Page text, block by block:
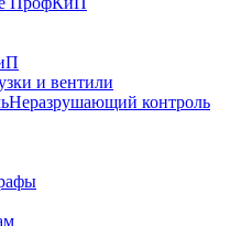
и вентили
Неразрушающий контроль